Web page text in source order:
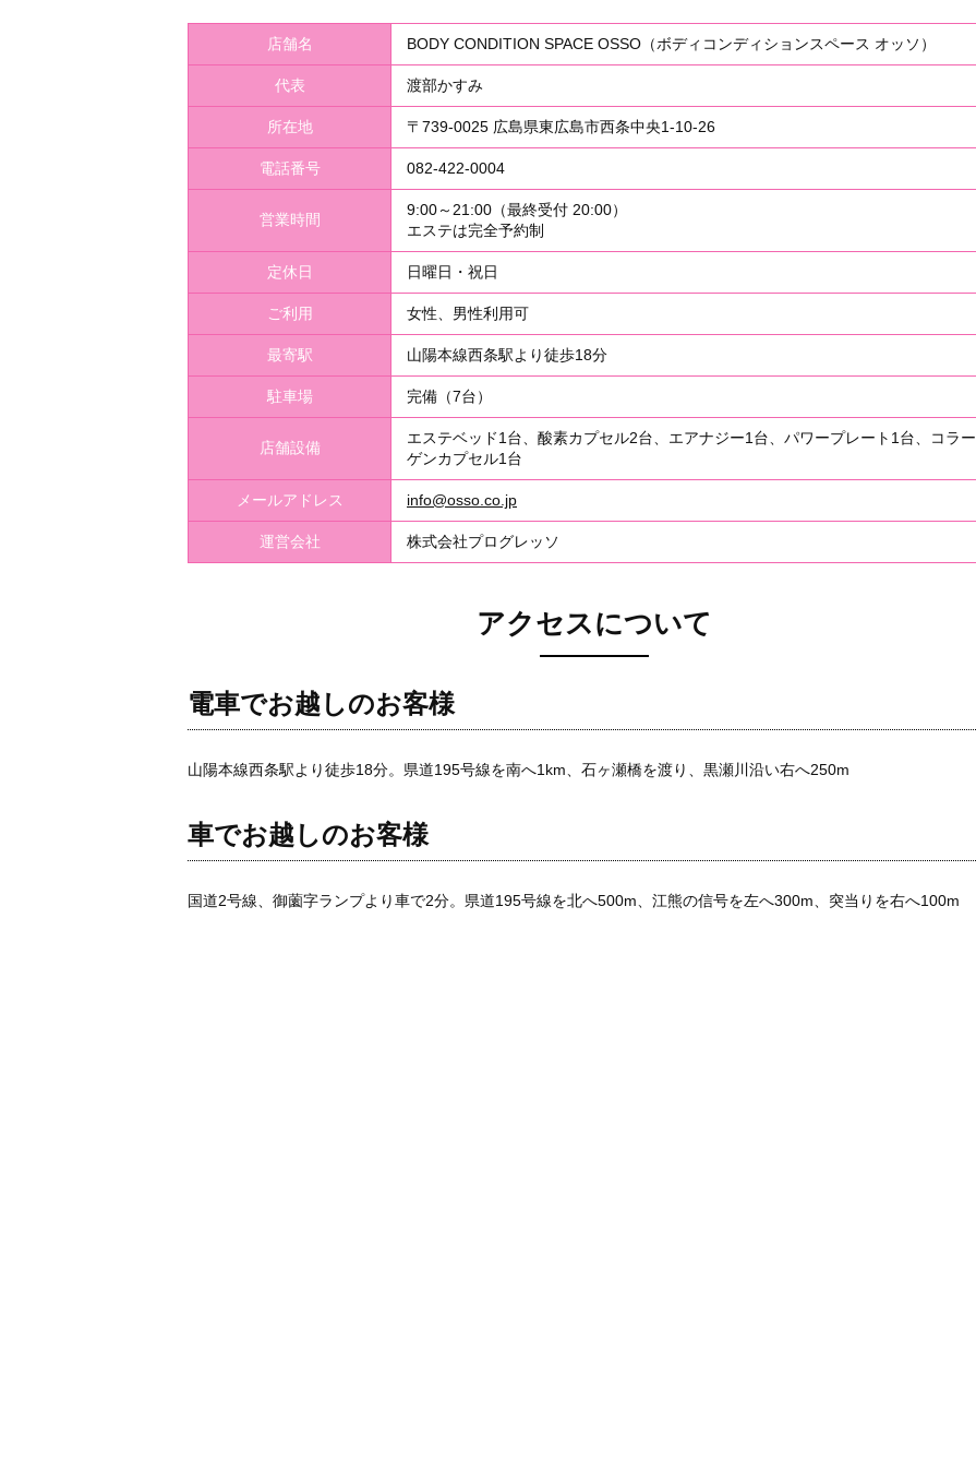
店舗名 BODY CONDITION SPACE OSSO（ボディコンディションスペース オッソ）
代表 渡部かすみ
所在地 〒739-0025 広島県東広島市西条中央1-10-26
電話番号 082-422-0004
営業時間
9:00～21:00（最終受付 20:00）
エステは完全予約制
定休日 日曜日・祝日
ご利用 女性、男性利用可
最寄駅 山陽本線西条駅より徒歩18分
駐車場 完備（7台）
店舗設備
エステベッド1台、酸素カプセル2台、エアナジー1台、パワープレート1台、コラー
ゲンカプセル1台
メールアドレス info@osso.co.jp
運営会社 株式会社プログレッソ
アクセスについて
電車でお越しのお客様
山陽本線西条駅より徒歩18分。県道195号線を南へ1km、石ヶ瀬橋を渡り、黒瀬川沿い右へ250m
車でお越しのお客様
国道2号線、御薗字ランプより車で2分。県道195号線を北へ500m、江熊の信号を左へ300m、突当りを右へ100m